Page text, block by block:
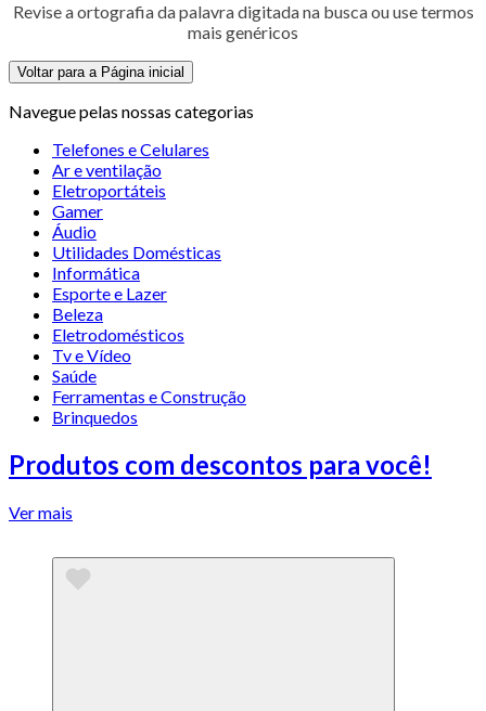
Revise a ortografia da palavra digitada na busca ou use termos
mais genéricos
Voltar para a Página inicial
Navegue pelas nossas categorias
Telefones e Celulares
Ar e ventilação
Eletroportáteis
Gamer
Áudio
Utilidades Domésticas
Informática
Esporte e Lazer
Beleza
Eletrodomésticos
Tv e Vídeo
Saúde
Ferramentas e Construção
Brinquedos
Produtos com descontos para você!
Ver mais